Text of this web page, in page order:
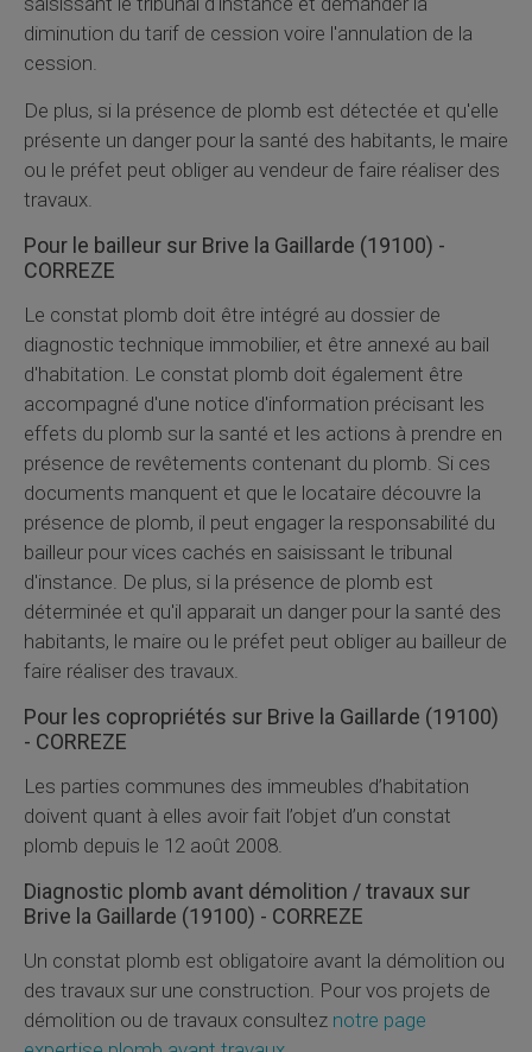
diminution du tarif de cession voire l'annulation de la
cession.
De plus, si la présence de plomb est détectée et qu'elle
présente un danger pour la santé des habitants, le maire
ou le préfet peut obliger au vendeur de faire réaliser des
travaux.
Pour le bailleur sur Brive la Gaillarde (19100) -
CORREZE
Le constat plomb doit être intégré au dossier de
diagnostic technique immobilier, et être annexé au bail
d'habitation. Le constat plomb doit également être
accompagné d'une notice d'information précisant les
effets du plomb sur la santé et les actions à prendre en
présence de revêtements contenant du plomb. Si ces
documents manquent et que le locataire découvre la
présence de plomb, il peut engager la responsabilité du
bailleur pour vices cachés en saisissant le tribunal
d'instance. De plus, si la présence de plomb est
déterminée et qu'il apparait un danger pour la santé des
habitants, le maire ou le préfet peut obliger au bailleur de
faire réaliser des travaux.
Pour les copropriétés sur Brive la Gaillarde (19100)
- CORREZE
Les parties communes des immeubles d’habitation
doivent quant à elles avoir fait l’objet d’un constat
plomb depuis le 12 août 2008.
Diagnostic plomb avant démolition / travaux sur
Brive la Gaillarde (19100) - CORREZE
Un constat plomb est obligatoire avant la démolition ou
des travaux sur une construction. Pour vos projets de
démolition ou de travaux consultez notre page